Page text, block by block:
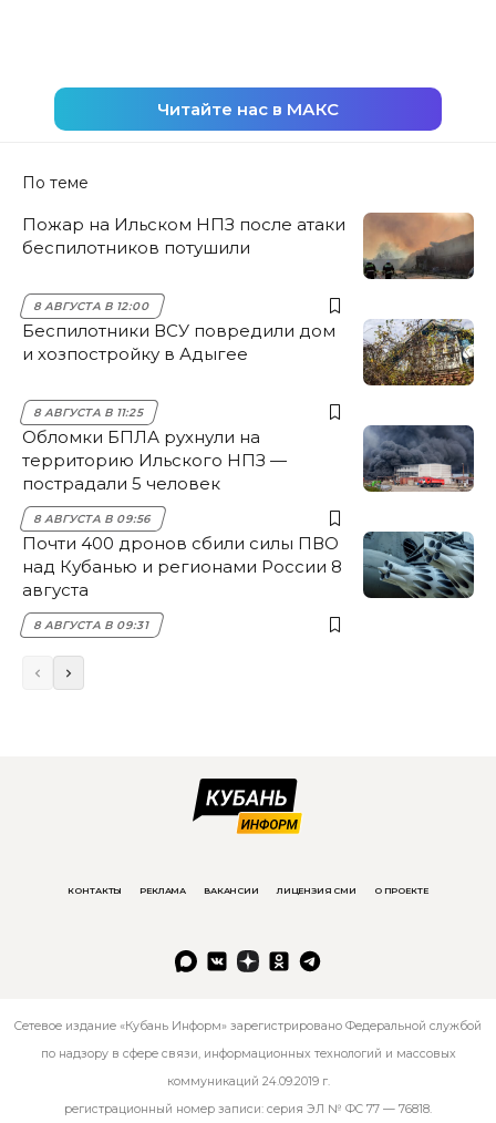
Читайте нас в МАКС
По теме
Пожар на Ильском НПЗ после атаки
беспилотников потушили
8 АВГУСТА В 12:00
Беспилотники ВСУ повредили дом
и хозпостройку в Адыгее
8 АВГУСТА В 11:25
Обломки БПЛА рухнули на
территорию Ильского НПЗ —
пострадали 5 человек
8 АВГУСТА В 09:56
Почти 400 дронов сбили силы ПВО
над Кубанью и регионами России 8
августа
8 АВГУСТА В 09:31
КОНТАКТЫ РЕКЛАМА ВАКАНСИИ ЛИЦЕНЗИЯ СМИ О ПРОЕКТЕ
Сетевое издание «Кубань Информ» зарегистрировано Федеральной службой
по надзору в сфере связи, информационных технологий и массовых
коммуникаций 24.09.2019 г.
регистрационный номер записи: серия ЭЛ № ФС 77 — 76818.